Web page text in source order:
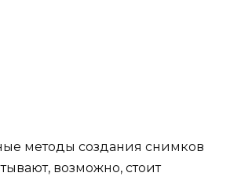
методы создания снимков
возможно, стоит